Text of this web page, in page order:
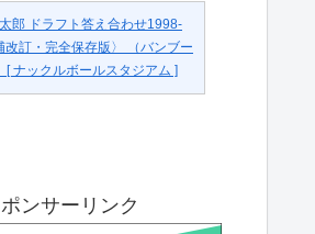
郎 ドラフト答え合わせ1998-
改訂・完全保存版〉 （バンブー
[ ナックルボールスタジアム ]
ンサーリンク